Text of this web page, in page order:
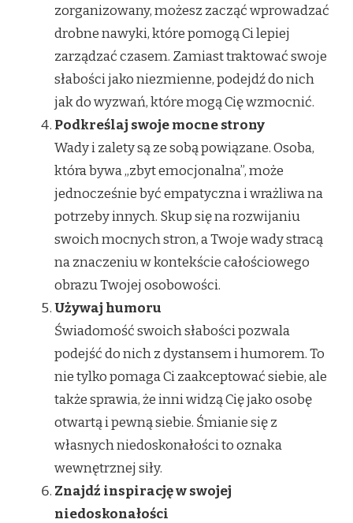
zorganizowany, możesz zacząć wprowadzać
drobne nawyki, które pomogą Ci lepiej
zarządzać czasem. Zamiast traktować swoje
słabości jako niezmienne, podejdź do nich
jak do wyzwań, które mogą Cię wzmocnić.
Podkreślaj swoje mocne strony
Wady i zalety są ze sobą powiązane. Osoba,
która bywa „zbyt emocjonalna”, może
jednocześnie być empatyczna i wrażliwa na
potrzeby innych. Skup się na rozwijaniu
swoich mocnych stron, a Twoje wady stracą
na znaczeniu w kontekście całościowego
obrazu Twojej osobowości.
Używaj humoru
Świadomość swoich słabości pozwala
podejść do nich z dystansem i humorem. To
nie tylko pomaga Ci zaakceptować siebie, ale
także sprawia, że inni widzą Cię jako osobę
otwartą i pewną siebie. Śmianie się z
własnych niedoskonałości to oznaka
wewnętrznej siły.
Znajdź inspirację w swojej
niedoskonałości